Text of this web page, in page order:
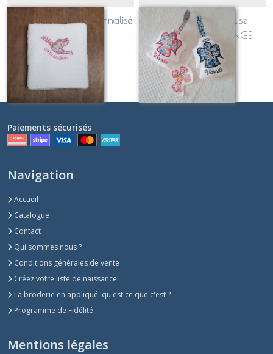
Linge de toilette personnalisé
À partir de 24
Suspension religieuse
personnalisable ANGE
À partir de 19
Paiements sécurisés
Navigation
Accueil
Catalogue
Contact
Qui sommes nous ?
Conditions générales de vente
Créez votre liste de naissance!
La broderie en appliqué: qu'est ce que c'est ?
Programme de Fidélité
Mentions légales